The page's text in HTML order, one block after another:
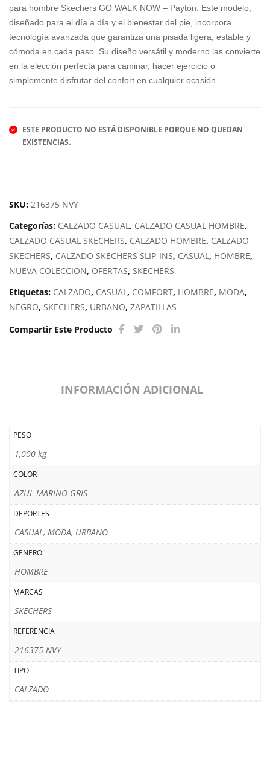
MIZ
UN
O
AR
TEA
REE
K
CO
para hombre Skechers GO WALK NOW – Payton. Este modelo,
diseñado para el día a día y el bienestar del pie, incorpora
tecnología avanzada que garantiza una pisada ligera, estable y
cómoda en cada paso. Su diseño versátil y moderno las convierte
en la elección perfecta para caminar, hacer ejercicio o
simplemente disfrutar del confort en cualquier ocasión.
ESTE PRODUCTO NO ESTÁ DISPONIBLE PORQUE NO QUEDAN
EXISTENCIAS.
SKU: 216375 NVY
Categorías: CALZADO CASUAL , CALZADO CASUAL HOMBRE,
CALZADO CASUAL SKECHERS, CALZADO HOMBRE, CALZADO
SKECHERS, CALZADO SKECHERS SLIP-INS, CASUAL , HOMBRE,
NUEVA COLECCION, OFERTAS, SKECHERS
Etiquetas: CALZADO, CASUAL , COMFORT, HOMBRE, MODA,
NEGRO, SKECHERS, URBANO, ZAPATILLAS
Compartir Este Producto
INFORMACIÓN ADICIONAL
PESO
1,000 kg
COLOR
AZUL MARINO GRIS
DEPORTES
CASUAL, MODA, URBANO
GENERO
HOMBRE
MARCAS
SKECHERS
REFERENCIA
216375 NVY
TIPO
CALZADO